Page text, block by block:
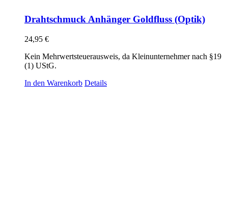
Drahtschmuck Anhänger Goldfluss (Optik)
24,95 €
Kein Mehrwertsteuerausweis, da Kleinunternehmer nach §19
(1) UStG.
In den Warenkorb Details